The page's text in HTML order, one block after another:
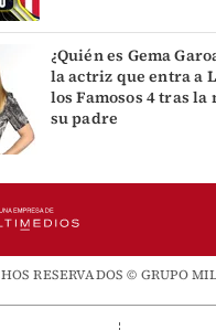
¿Quién es Gema
la actriz que entra a
los Famosos 4 tras la
su padre
RESERVADOS © GRUPO